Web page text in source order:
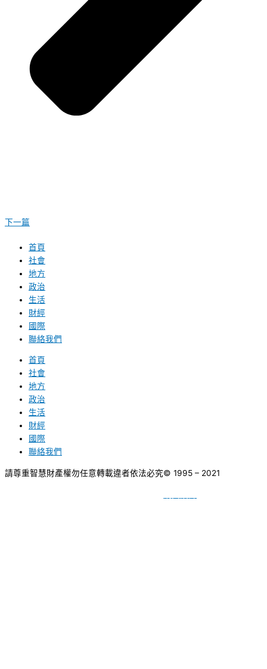
下一篇
首頁
社會
地方
政治
生活
財經
國際
聯絡我們
首頁
社會
地方
政治
生活
財經
國際
聯絡我們
請尊重智慧財產權勿任意轉載違者依法必究© 1995 – 2021